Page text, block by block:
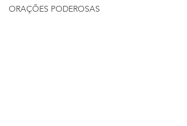
ORAÇÕES PODEROSAS